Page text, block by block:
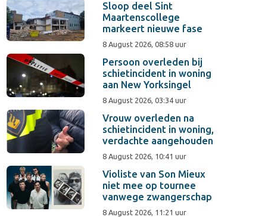
Sloop deel Sint
Maartenscollege
markeert nieuwe fase
8 August 2026, 08:58 uur
Persoon overleden bij
schietincident in woning
aan New Yorksingel
8 August 2026, 03:34 uur
Vrouw overleden na
schietincident in woning,
verdachte aangehouden
8 August 2026, 10:41 uur
Violiste van Son Mieux
niet mee op tournee
vanwege zwangerschap
8 August 2026, 11:21 uur